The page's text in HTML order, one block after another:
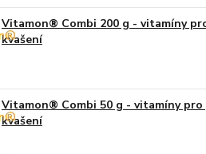
Vitamon® Combi 200 g - vitamíny
kvašení
Vitamon® Combi 50 g - vitamíny pro
kvašení